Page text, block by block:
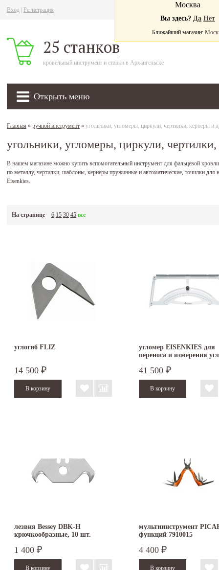
Вход Регистрация
25 станков
кровельный инструмент и станки в Архангельске
Открыть меню
Москва
Вы здесь? Да Нет
Ближайший магазин:
Главная » ручной инструмент » угольники, угломеры, циркули, чертилки, кернеры и
угольники, угломеры, циркули,
В нашем магазине можно купить вспомогательный инструмент для фальцевой
по металлу, чертилки, шаблоны, кернеры пружинные и автоматические, точилки для
Eisenkies.
На странице 6 15 30 45 все
углогиб FLIZ
14 500 ₽
угломер EISENKIES для
переноса и измерения
41 500 ₽
лезвия Bessey DBK-H
крючкообразные, 10 шт.
1 400 ₽
мультиинструмент
функций 7910015
4 400 ₽